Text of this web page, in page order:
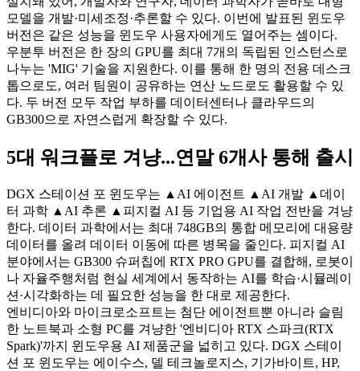
모델을 개발·미세조정·추론할 수 있다. 이번에 발표된 윈도우
버전은 같은 성능을 윈도우 사용자에게도 열어주는 셈이다.
우분투 버전은 한 장의 GPU를 최대 7개의 독립된 인스턴스로
나누는 'MIG' 기술을 지원한다. 이를 통해 한 명의 전용 데스크
톱으로도, 여러 팀원이 공유하는 연산 노드로도 활용할 수 있
다. 두 버전 모두 작업 부하를 데이터센터나 클라우드의
GB300으로 자연스럽게 확장할 수 있다.
5대 워크플로 겨냥...연말 6개사 통해 출시
DGX 스테이션 포 윈도우는 ▲AI 에이전트 ▲AI 개발 ▲데이
터 과학 ▲AI 추론 ▲피지컬 AI 등 기업용 AI 작업 전반을 겨냥
한다. 데이터 과학에서는 최대 748GB의 통합 메모리에 대용량
데이터를 올려 데이터 이동에 따른 병목을 줄인다. 피지컬 AI
분야에서는 GB300 슈퍼칩에 RTX PRO GPU를 결합해, 로봇이
나 자율주행처럼 현실 세계에서 동작하는 AI를 학습·시뮬레이
션·시각화하는 데 필요한 성능을 한 대로 제공한다.
엔비디아와 마이크로소프트는 첨단 에이전트뿐 아니라 슬림
한 노트북과 소형 PC를 겨냥한 '엔비디아 RTX 스파크(RTX
Spark)'까지 윈도우용 AI 제품군을 넓히고 있다. DGX 스테이
션 포 윈도우는 에이수스, 델 테크놀로지스, 기가바이트, HP,